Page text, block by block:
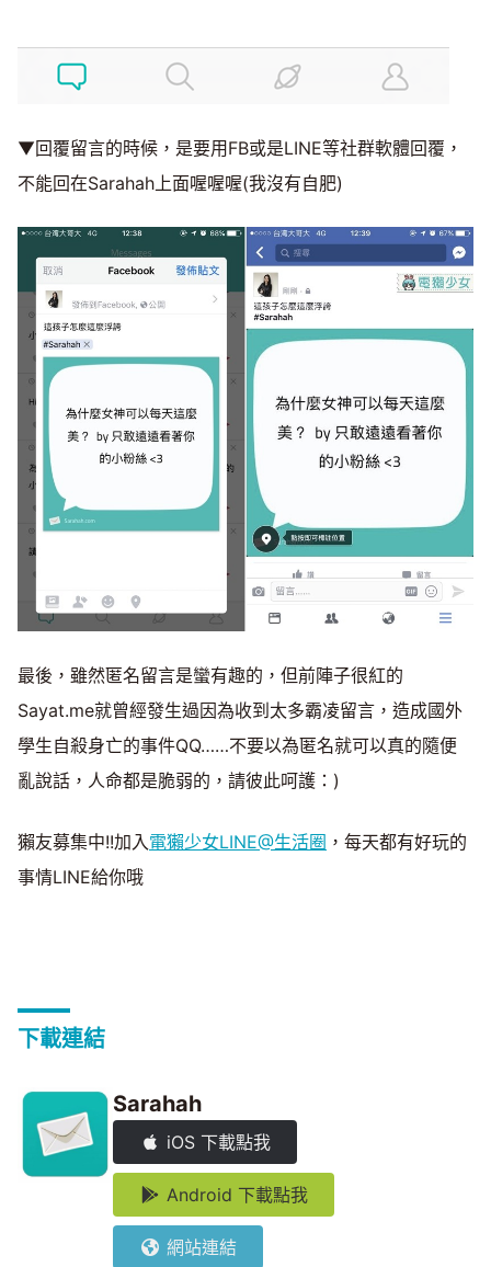
▼回覆留言的時候，是要用FB或是LINE等社群軟體回覆，
不能回在Sarahah上面喔喔喔(我沒有自肥)
最後，雖然匿名留言是蠻有趣的，但前陣子很紅的
Sayat.me就曾經發生過因為收到太多霸凌留言，造成國外
學生自殺身亡的事件QQ……不要以為匿名就可以真的隨便
亂說話，人命都是脆弱的，請彼此呵護：)
獺友募集中!!加入電獺少女LINE@生活圈 ，每天都有好玩的
事情LINE給你哦
下載連結
Sarahah
iOS 下載點我
Android 下載點我
網站連結